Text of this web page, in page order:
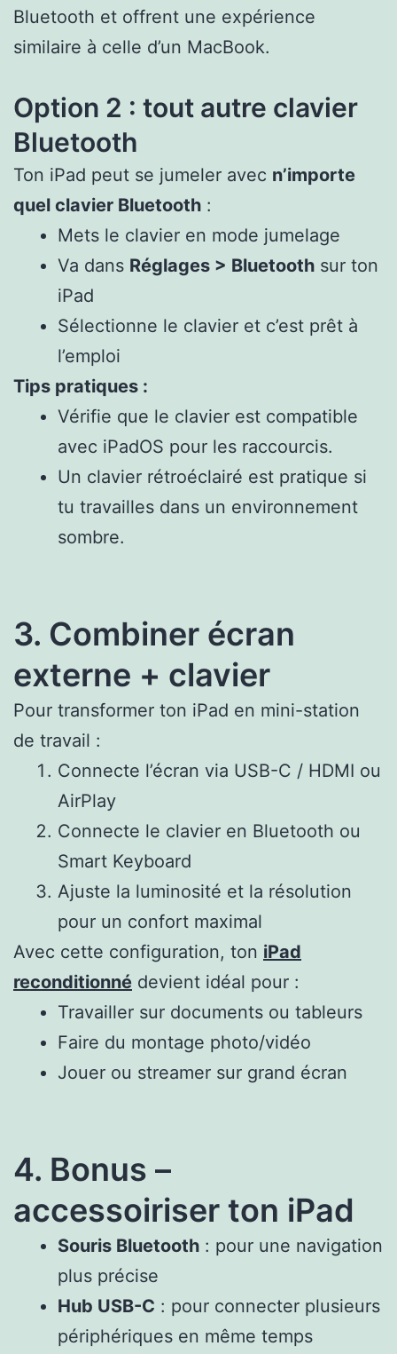
Bluetooth et offrent une expérience
similaire à celle d’un MacBook.
Option 2 : tout autre clavier
Bluetooth
Ton iPad peut se jumeler avec n’importe
quel clavier Bluetooth :
Mets le clavier en mode jumelage
Va dans Réglages > Bluetooth sur ton
iPad
Sélectionne le clavier et c’est prêt à
l’emploi
Tips pratiques :
Vérifie que le clavier est compatible
avec iPadOS pour les raccourcis.
Un clavier rétroéclairé est pratique si
tu travailles dans un environnement
sombre.
3. Combiner écran
externe + clavier
Pour transformer ton iPad en mini-station
de travail :
Connecte l’écran via USB-C / HDMI ou
AirPlay
Connecte le clavier en Bluetooth ou
Smart Keyboard
Ajuste la luminosité et la résolution
pour un confort maximal
Avec cette configuration, ton iPad
reconditionné devient idéal pour :
Travailler sur documents ou tableurs
Faire du montage photo/vidéo
Jouer ou streamer sur grand écran
4. Bonus –
accessoiriser ton iPad
Souris Bluetooth : pour une navigation
plus précise
Hub USB-C : pour connecter plusieurs
périphériques en même temps